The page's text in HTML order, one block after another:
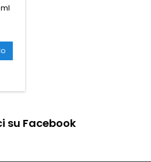
ml
su Facebook